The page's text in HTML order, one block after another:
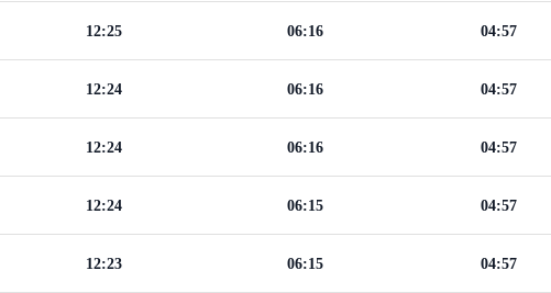
04:57
06:16
12:25
04:57
06:16
12:24
04:57
06:16
12:24
04:57
06:15
12:24
04:57
06:15
12:23